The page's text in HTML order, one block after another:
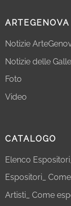
ARTEGENOVA
Notizie
Notizie delle
Foto
Video
CATALOGO
Elenco Espositori_
Espositori_
Artisti_ Come